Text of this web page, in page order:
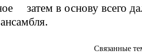
затем в основу всего
Связанные